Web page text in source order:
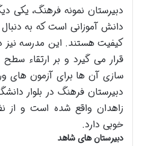
دبیرستان نمونه فرهنگ، یکی
دانش آموزانی است که به
کیفیت هستند. این مدرسه نیز
قرار می گیرد و بر ارتقاء
سازی آن ها برای آزمون های
دبیرستان فرهنگ در بلوار
زاهدان واقع شده است و از
خوبی دارد.
دبیرستان های شاهد